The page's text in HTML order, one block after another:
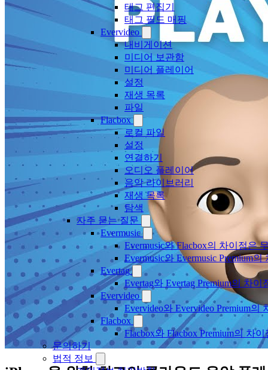
태그 편집기
태그 필드 매핑
Evervideo
내비게이션
미디어 보관함
미디어 플레이어
설정
재생 목록
파일
Flacbox
로컬 파일
설정
연결하기
오디오 플레이어
음악 라이브러리
재생 목록
탐색
자주 묻는 질문
Evermusic
Evermusic와 Flacbox의 차이점은
Evermusic와 Evermusic Premium의
Evertag
Evertag와 Evertag Premium의 차
Evervideo
Evervideo와 Evervideo Premium의
Flacbox
Flacbox와 Flacbox Premium의 차
문의하기
법적 정보